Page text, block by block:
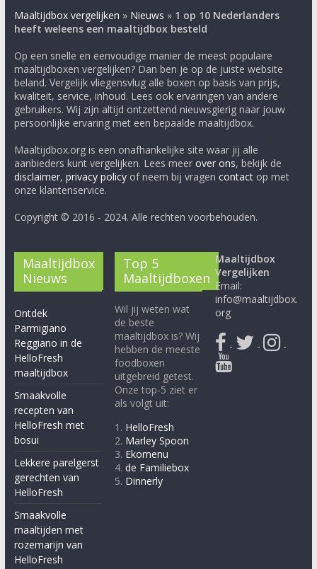
Maaltijdbox vergelijken » Nieuws » 1 op 10 Nederlanders
heeft weleens een maaltijdbox besteld
Op een snelle en eenvoudige manier de meest populaire
maaltijdboxen vergelijken? Dan ben je op de juiste website
beland. Vergelijk vliegensvlug alle boxen op basis van prijs,
kwaliteit, service, inhoud. Lees ook ervaringen van andere
gebruikers. Wij zijn altijd ontzettend nieuwsgierig naar jouw
persoonlijke ervaring met een bepaalde maaltijdbox.
Maaltijdbox.org is een onafhankelijke site waar jij alle
aanbieders kunt vergelijken. Lees meer over ons, bekijk de
disclaimer, privacy policyof neem bij vragen contactop met
onze klantenservice.
Copyright © 2016 - 2024. Alle rechten voorbehouden.
Maaltijdbox
Nieuws
Ontdek
Parmigiano
Reggiano in de
HelloFresh
maaltijdbox
Smaakvolle
recepten van
HelloFresh met
bosui
Lekkere parelgerst
gerechten van
HelloFresh
Smaakvolle
maaltijden met
rozemarijn van
HelloFresh
Top 5
Maaltijdboxen
Wil jij weten wat
de beste
maaltijdbox is? Wij
hebben de meeste
foodboxen
uitgebreid getest.
Onze top-5 ziet er
als volgt uit:
1. HelloFresh
2. Marley Spoon
3. Ekomenu
4.de Familiebox
5. Dinnerly
Maaltijdbox
Vergelijken
Email:
info@maaltijdbox.
org
- - -